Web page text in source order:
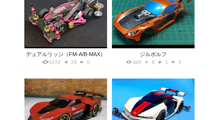
デュアルリッジ（FM-A/B-MAX）
1072 29 0
ジルボルフ
485 8 1 0